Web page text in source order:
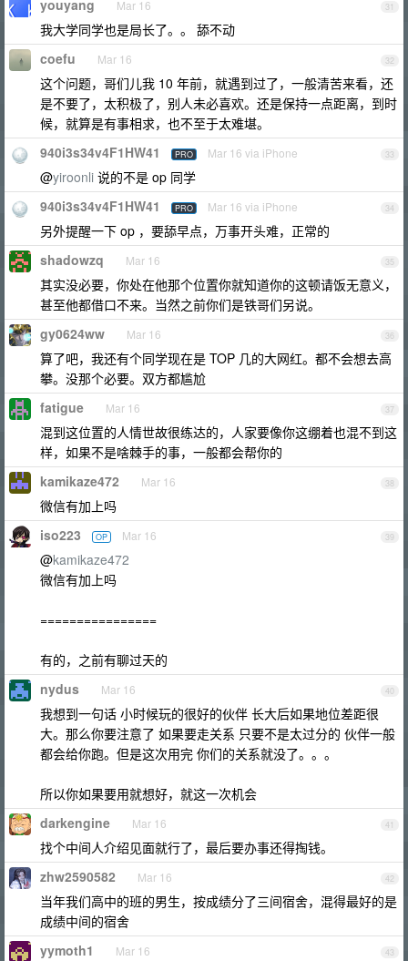
31
youyang Mar 16
我大学同学也是局长了。。 舔不动
32
coefu Mar 16
这个问题，哥们儿我 10 年前，就遇到过了，一般清苦来看，还
是不要了，太积极了，别人未必喜欢。还是保持一点距离，到时
候，就算是有事相求，也不至于太难堪。
33
940i3s34v4F1HW41 PRO Mar 16 via iPhone
@yiroonli 说的不是 op 同学
34
940i3s34v4F1HW41 PRO Mar 16 via iPhone
另外提醒一下 op ，要舔早点，万事开头难，正常的
35
shadowzq Mar 16
其实没必要，你处在他那个位置你就知道你的这顿请饭无意义，
甚至他都借口不来。当然之前你们是铁哥们另说。
36
gy0624ww Mar 16
算了吧，我还有个同学现在是 TOP 几的大网红。都不会想去高
攀。没那个必要。双方都尴尬
37
fatigue Mar 16
混到这位置的人情世故很练达的，人家要像你这绷着也混不到这
样，如果不是啥棘手的事，一般都会帮你的
38
kamikaze472 Mar 16
微信有加上吗
39
iso223 OP Mar 16
@kamikaze472
微信有加上吗
================
有的，之前有聊过天的
40
nydus Mar 16
我想到一句话 小时候玩的很好的伙伴 长大后如果地位差距很
大。那么你要注意了 如果要走关系 只要不是太过分的 伙伴一般
都会给你跑。但是这次用完 你们的关系就没了。。。
所以你如果要用就想好，就这一次机会
41
darkengine Mar 16
找个中间人介绍见面就行了，最后要办事还得掏钱。
42
zhw2590582 Mar 16
当年我们高中的班的男生，按成绩分了三间宿舍，混得最好的是
成绩中间的宿舍
43
yymoth1 Mar 16